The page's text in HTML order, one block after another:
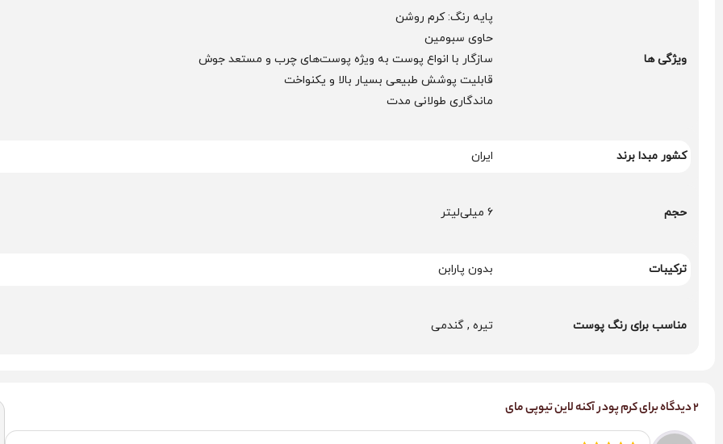
ویژگی ها
پایه رنگ: کرم روشن
حاوی سبومین
سازگار با انواع پوست به ویژه پوست‌های چرب و مستعد جوش
قابلیت پوشش طبیعی بسیار بالا و یکنواخت
ماندگاری طولانی مدت
کشور مبدا برند ایران
حجم ۶ میلی‌لیتر
ترکیبات بدون پارابن
مناسب برای رنگ پوست تیره , گندمی
2 دیدگاه برای کرم پودر آکنه لاین تیوپی مای